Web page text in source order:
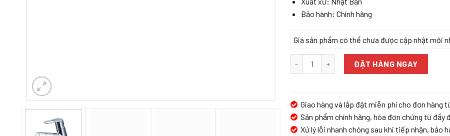
Bảo hành: Chính hãng
Giá sản phẩm có thể chưa được cập nhật mới
Vòi lavabo KVK FSL150DEFT số lượng
ĐẶT HÀNG NGAY
Giao hàng và lắp đặt miễn phí cho đơn hàng
Sản phẩm chính hãng, hóa đơn chứng từ đầy
Xử lý lỗi nhanh chóng sau khi tiếp nhận, bảo